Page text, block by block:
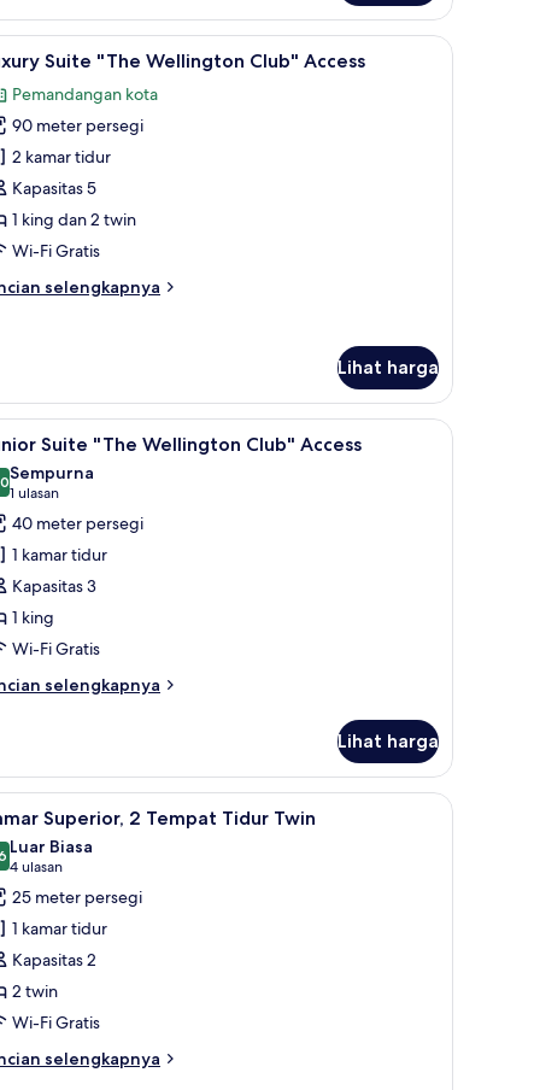
kerja Seprai premium, minibar, brankas, dan meja
8 Suite "The Wellington Club" Access
Pemandangan kota
90 meter persegi
2 kamar tidur
Kapasitas 5
1 king dan 2 twin
Wi-Fi Gratis
selengkapnya
Lihat harga
kerja Seprai premium, minibar, brankas, dan meja
7 Suite "The Wellington Club" Access
dari 10
Sempurna
1 ulasan
(1
ulasan)
40 meter persegi
1 kamar tidur
Kapasitas 3
1 king
Wi-Fi Gratis
selengkapnya
Lihat harga
| Seprai premium, minibar, brankas, dan meja kerjaKamar Superior, 2 Tempat Tidur Twin |
10 Superior, 2 Tempat Tidur Twin
dari 10
Luar Biasa
4 ulasan
(4
ulasan)
25 meter persegi
1 kamar tidur
Kapasitas 2
2 twin
Wi-Fi Gratis
selengkapnya